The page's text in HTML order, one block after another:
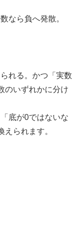
なら負へ発散。
れる。かつ「実数
のいずれかに分け
底が0ではないな
られます。